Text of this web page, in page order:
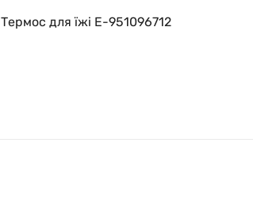
Термос для їжі E-951096712